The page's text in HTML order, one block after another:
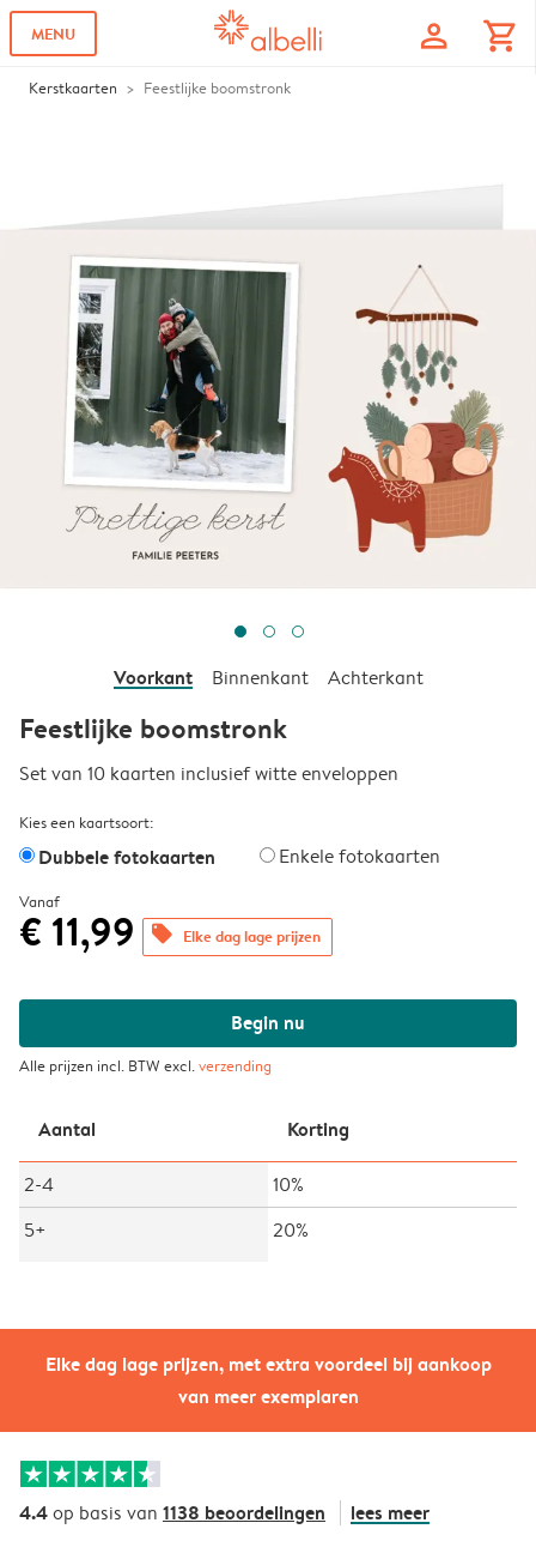
MENU profile shopping_cart
Kerstkaarten Feestlijke boomstronk
Elke dag lage prijzen, met extra voordeel bij aankoop
van meer exemplaren
Voorkant Binnenkant Achterkant
Feestlijke boomstronk
Set van 10 kaarten inclusief witte enveloppen
Kies een kaartsoort:
Dubbele fotokaarten Enkele fotokaarten
Vanaf
€ 11,99 offers Elke dag lage prijzen
Begin nu
Alle prijzen incl. BTW excl.verzending
Aantal Korting
2-4
10%
5+
20%
4.4op basis van 1138 beoordelingen lees meer